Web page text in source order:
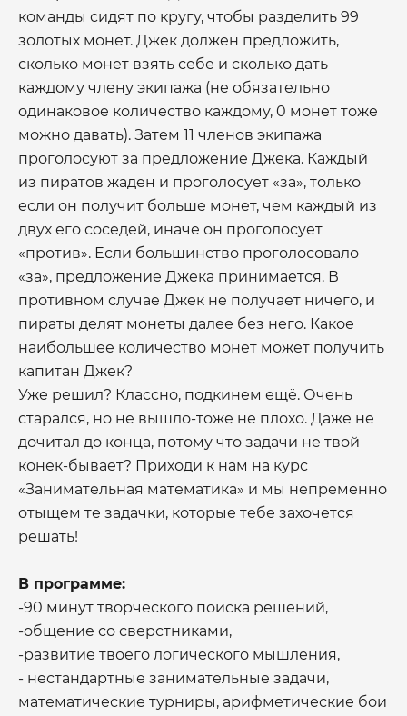
команды сидят по кругу, чтобы разделить 99
золотых монет. Джек должен предложить,
сколько монет взять себе и сколько дать
каждому члену экипажа (не обязательно
одинаковое количество каждому, 0 монет тоже
можно давать). Затем 11 членов экипажа
проголосуют за предложение Джека. Каждый
из пиратов жаден и проголосует «за», только
если он получит больше монет, чем каждый из
двух его соседей, иначе он проголосует
«против». Если большинство проголосовало
«за», предложение Джека принимается. В
противном случае Джек не получает ничего, и
пираты делят монеты далее без него. Какое
наибольшее количество монет может получить
капитан Джек?
Уже решил? Классно, подкинем ещё. Очень
старался, но не вышло-тоже не плохо. Даже не
дочитал до конца, потому что задачи не твой
конек-бывает? Приходи к нам на курс
«Занимательная математика» и мы непременно
отыщем те задачки, которые тебе захочется
решать!
В программе:
-90 минут творческого поиска решений,
-общение со сверстниками,
-развитие твоего логического мышления,
- нестандартные занимательные задачи,
математические турниры, арифметические бои